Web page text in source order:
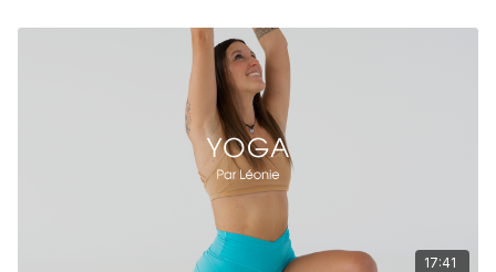
17:41